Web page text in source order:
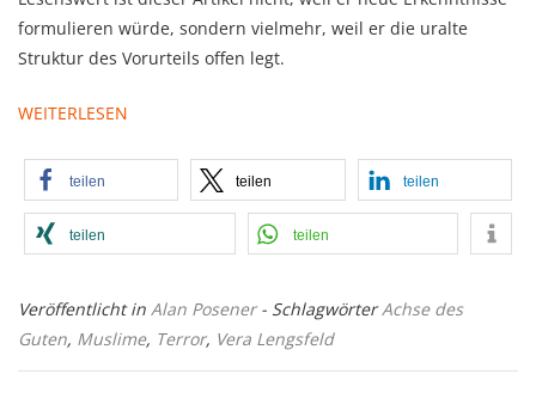
formulieren würde, sondern vielmehr, weil er die uralte
Struktur des Vorurteils offen legt.
WEITERLESEN
teilen teilen teilen
teilen teilen
Veröffentlicht in Alan Posener - SchlagwörterAchse des
Guten, Muslime, Terror, Vera Lengsfeld